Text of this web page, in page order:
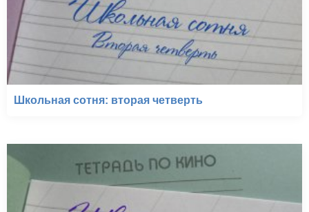
Школьная сотня: вторая четверть